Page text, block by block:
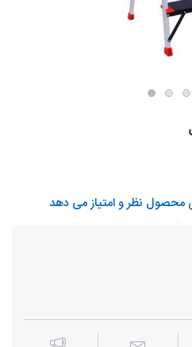
محصول نظر و امتیاز می دهد